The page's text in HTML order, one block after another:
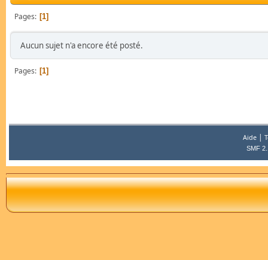
Pages 1
Aucun sujet n'a encore été posté.
Pages 1
Aide|
SMF